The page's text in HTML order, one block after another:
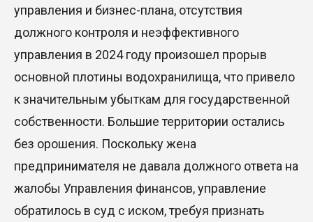
управления и бизнес-плана, отсутствия
должного контроля и неэффективного
управления в 2024 году произошел прорыв
основной плотины водохранилища, что привело
к значительным убыткам для государственной
собственности. Большие территории остались
без орошения. Поскольку жена
предпринимателя не давала должного ответа на
жалобы Управления финансов, управление
обратилось в суд с иском, требуя признать